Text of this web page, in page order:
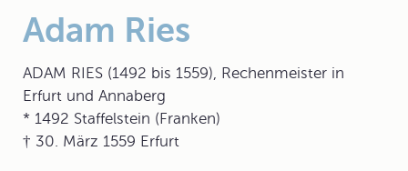
Adam Ries
ADAM RIES (1492 bis 1559), Rechenmeister in
Erfurt und Annaberg
* 1492 Staffelstein (Franken)
† 30. März 1559 Erfurt